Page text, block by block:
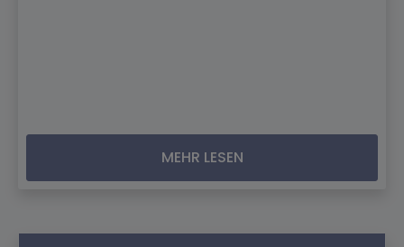
MEHR LESEN